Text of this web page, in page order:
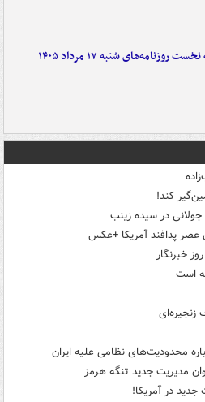
روزنامه‌های شنبه ۱۷ مرداد ۱۴۰۵
کند!
در سیده زینب
خبرنگار
است
محدودیت‌های نظامی علیه ایران
مدیریت جدید تنگه هرمز
در آمریکا!